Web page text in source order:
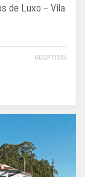
de Luxo – Vila
GDSPT1264